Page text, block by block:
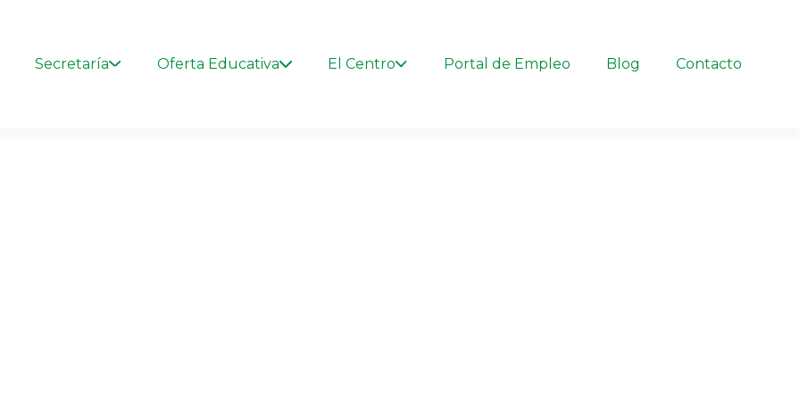
Secretaría Oferta Educativa El Centro Portal de Empleo Blog Contacto